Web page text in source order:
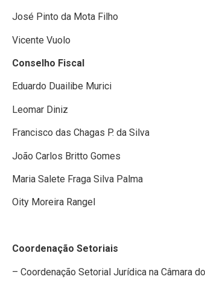
José Pinto da Mota Filho
Vicente Vuolo
Conselho Fiscal
Eduardo Duailibe Murici
Leomar Diniz
Francisco das Chagas P. da Silva
João Carlos Britto Gomes
Maria Salete Fraga Silva Palma
Oity Moreira Rangel
Coordenação Setoriais
– Coordenação Setorial Jurídica na Câmara